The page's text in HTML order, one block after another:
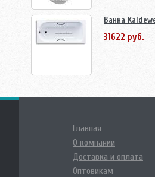
Ванна
31622 руб.
Главная
О компании
Доставка и оплата
Оптовикам